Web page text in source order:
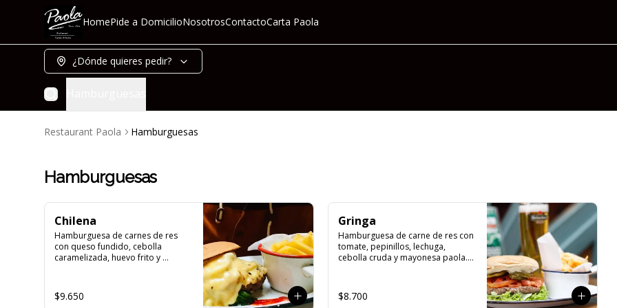
HomePide a DomicilioNosotrosContactoCarta Paola
¿Dónde quieres pedir?
Restaurant Paola Hamburguesas
Hamburguesas
Chilena
Hamburguesa de carnes de res
con queso fundido, cebolla
caramelizada, huevo frito y
$9.650
Gringa
Hamburguesa de carne de res con
tomate, pepinillos, lechuga,
cebolla cruda y mayonesa paola.
$8.700